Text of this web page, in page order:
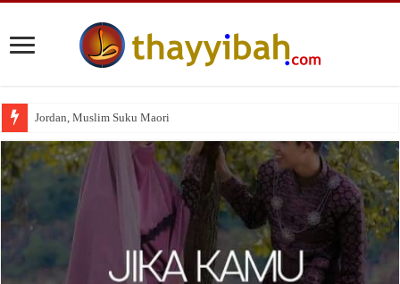
Jordan, Muslim Suku Maori